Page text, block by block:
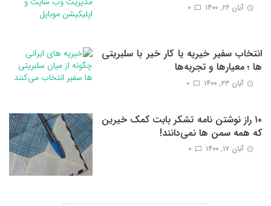
آبان ۲۶, ۱۴۰۰ 0
انتخاب سفیر خیریه یا کار خیر با سلبریتی
ها ؛ معیارها و تجربه‌ها
آبان ۲۳, ۱۴۰۰ 0
۱۰ راز نوشتن نامه تشکر بابت کمک خیرین
که همه سمن ها نمی‌دانند!
آبان ۱۷, ۱۴۰۰ 0